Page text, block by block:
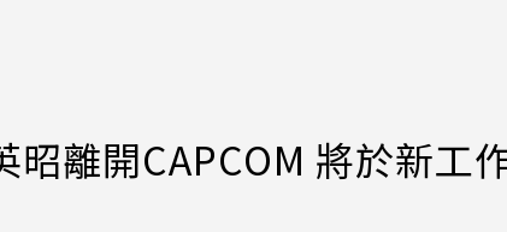
昭離開CAPCOM 將於新工